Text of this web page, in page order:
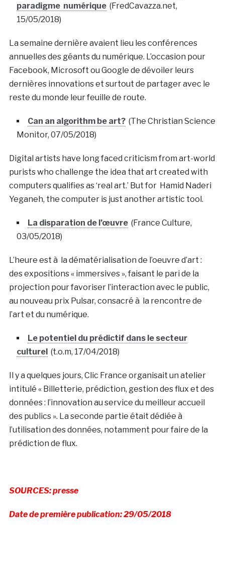
paradigme numérique(FredCavazza.net,
15/05/2018)
La semaine dernière avaient lieu les conférences
annuelles des géants du numérique. L’occasion pour
Facebook, Microsoft ou Google de dévoiler leurs
dernières innovations et surtout de partager avec le
reste du monde leur feuille de route.
Can an algorithm be art?(The Christian Science
Monitor, 07/05/2018)
Digital artists have long faced criticism from art-world
purists who challenge the idea that art created with
computers qualifies as ‘real art.’ But for Hamid Naderi
Yeganeh, the computer is just another artistic tool.
La disparation de l’œuvre(France Culture,
03/05/2018)
L’heure est à la dématérialisation de l’oeuvre d’art :
des expositions « immersives », faisant le pari de la
projection pour favoriser l’interaction avec le public,
au nouveau prix Pulsar, consacré à la rencontre de
l’art et du numérique.
Le potentiel du prédictif dans le secteur
culturel(t.o.m, 17/04/2018)
Il y a quelques jours, Clic France organisait un atelier
intitulé « Billetterie, prédiction, gestion des flux et des
données : l’innovation au service du meilleur accueil
des publics ». La seconde partie était dédiée à
l’utilisation des données, notamment pour faire de la
prédiction de flux.
SOURCES: presse
Date de première publication: 29/05/2018